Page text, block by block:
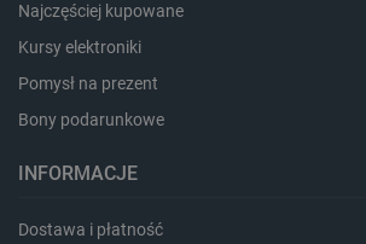
Najczęściej kupowane
Kursy elektroniki
Pomysł na prezent
Bony podarunkowe
INFORMACJE
Dostawa i płatność